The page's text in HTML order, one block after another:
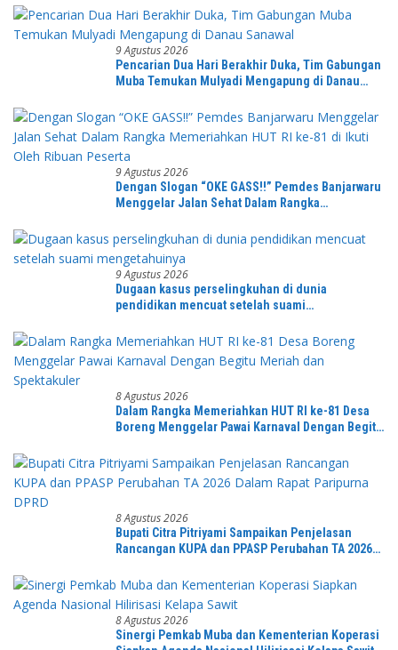
9 Agustus 2026
Pencarian Dua Hari Berakhir Duka, Tim Gabungan
Muba Temukan Mulyadi Mengapung di Danau
9 Agustus 2026
Dengan Slogan “OKE GASS!!” Pemdes Banjarwaru
Menggelar Jalan Sehat Dalam Rangka
Peserta
9 Agustus 2026
Dugaan kasus perselingkuhan di dunia
pendidikan mencuat setelah suami
8 Agustus 2026
Dalam Rangka Memeriahkan HUT RI ke-81 Desa
Boreng Menggelar Pawai Karnaval Dengan Begitu
8 Agustus 2026
Bupati Citra Pitriyami Sampaikan Penjelasan
Rancangan KUPA dan PPASP Perubahan TA 2026
8 Agustus 2026
Sinergi Pemkab Muba dan Kementerian Koperasi